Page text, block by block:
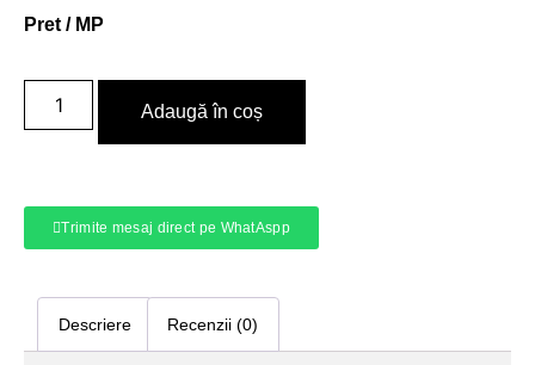
Pret / MP
Adaugă în coș
Trimite mesaj direct pe WhatAspp
Descriere Recenzii (0)